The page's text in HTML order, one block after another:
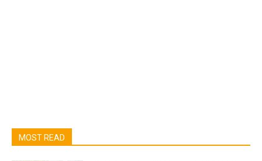
MOST READ